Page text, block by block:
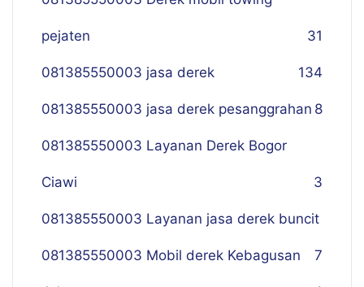
pejaten 31
081385550003 jasa derek 134
081385550003 jasa derek pesanggrahan 8
081385550003 Layanan Derek Bogor
Ciawi 3
081385550003 Layanan jasa derek buncit
7
081385550003 Mobil derek Kebagusan